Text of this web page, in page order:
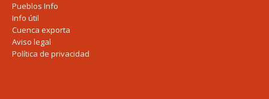
Pueblos Info
Info útil
Cuenca exporta
Aviso legal
Política de privacidad